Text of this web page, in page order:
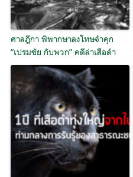
ศาลฎีกา พิพากษาลงโทษจำคุก
“เปรมชัย กับพวก” คดีล่าเสือดำ